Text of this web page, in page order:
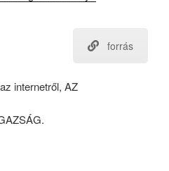
forrás
internetről, AZ